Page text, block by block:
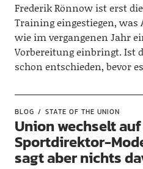
Frederik Rönnow ist erst
Training eingestiegen, was
wie im vergangenen Jahr
Vorbereitung einbringt. Ist
schon entschieden, bevor
BLOG STATE OF THE UNION
Union wechselt
Sportdirektor-
sagt aber nichts